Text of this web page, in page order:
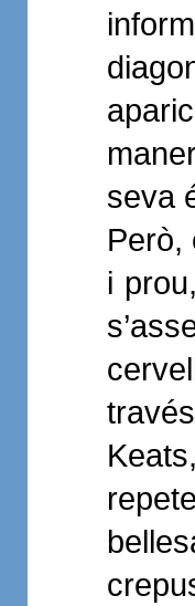
seva
Però,
i